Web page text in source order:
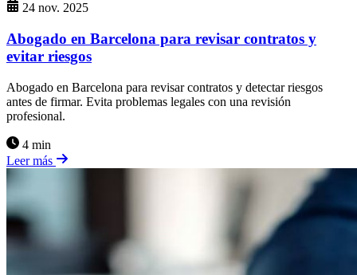
24 nov. 2025
Abogado en Barcelona para revisar contratos y
evitar riesgos
Abogado en Barcelona para revisar contratos y detectar riesgos
antes de firmar. Evita problemas legales con una revisión
profesional.
4 min
Leer más